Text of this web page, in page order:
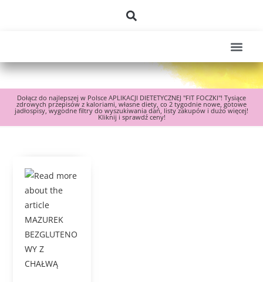
Dołącz do najlepszej w Polsce APLIKACJI DIETETYCZNEJ "FIT FOCZKI"! Tysiące
zdrowych przepisów z kaloriami, własne diety, co 2 tygodnie nowe, gotowe
jadłospisy, wygodne filtry do wyszukiwania dań, listy zakupów i dużo więcej!
Kliknij i sprawdź ceny!